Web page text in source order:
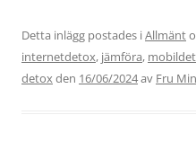
Detta inlägg postades iAllmänt
internetdetox, jämföra,
detoxden 16/06/2024av Fru